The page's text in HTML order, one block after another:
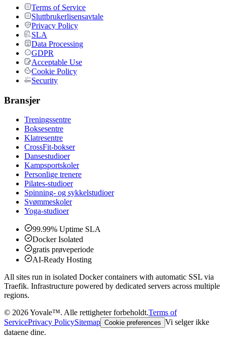
Terms of Service
Sluttbrukerlisensavtale
Privacy Policy
SLA
Data Processing
GDPR
Acceptable Use
Cookie Policy
Security
Bransjer
Treningssentre
Boksesentre
Klatresentre
CrossFit-bokser
Dansestudioer
Kampsportskoler
Personlige trenere
Pilates-studioer
Spinning- og sykkelstudioer
Svømmeskoler
Yoga-studioer
99.99% Uptime SLA
Docker Isolated
gratis prøveperiode
AI-Ready Hosting
All sites run in isolated Docker containers with automatic SSL via
Traefik. Infrastructure powered by dedicated servers across multiple
regions.
© 2026Yovale™. Alle rettigheter forbeholdt.Terms of
ServicePrivacy PolicySitemap Cookie preferences Vi selger ikke
dataene dine.